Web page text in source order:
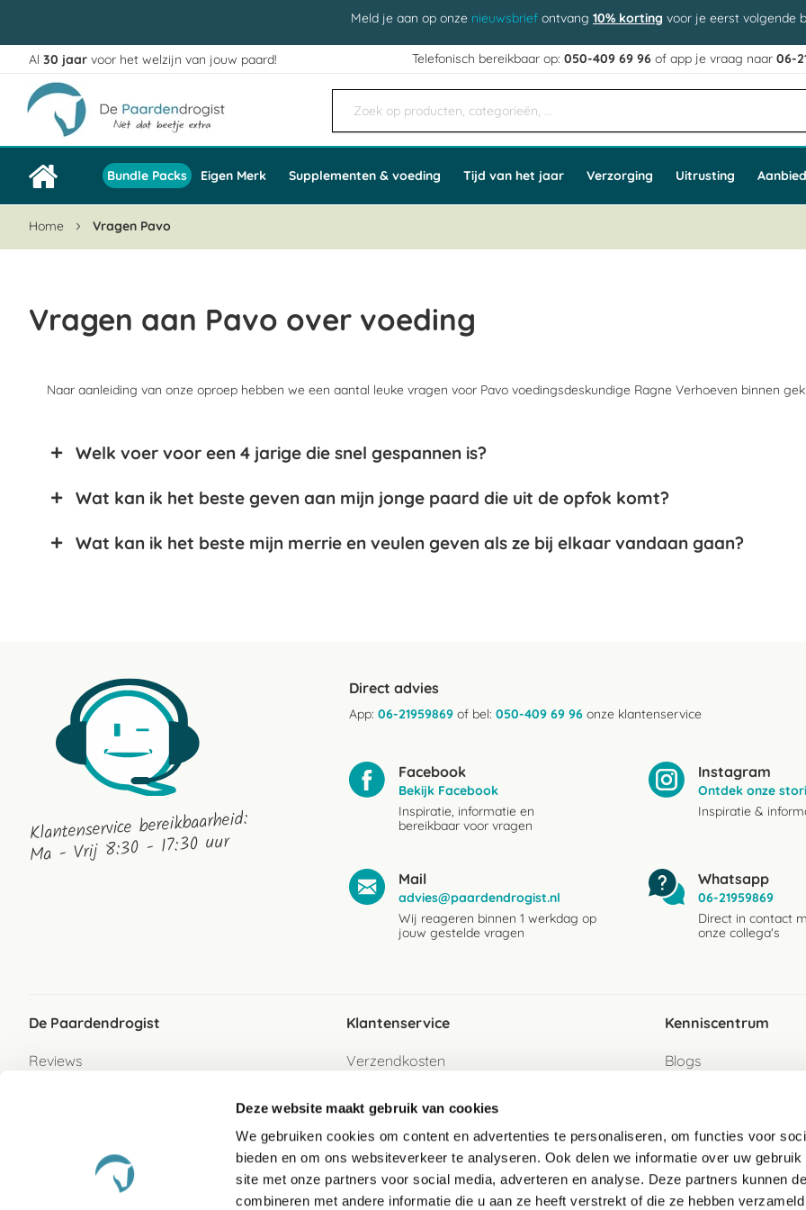
Deze website maakt gebruik van cookies
We gebruiken cookies om content en advertenties te personaliseren, om functies voor
bieden en om ons websiteverkeer te analyseren. Ook delen we informatie over uw gebruik
site met onze partners voor social media, adverteren en analyse. Deze partners kunnen
combineren met andere informatie die u aan ze heeft verstrekt of die ze hebben
Meld je aan op onze nieuwsbrief ontvang 10% korting voor je eerst volgende
Ga
naar
de
inhoud
Al 30 jaar voor het welzijn van jouw paard! Telefonisch bereikbaar op:050-409 69 96 of app je vraag naar06-
Bundle Packs Eigen Merk Supplementen & voeding Tijd van het jaar Verzorging Uitrusting
Home Vragen Pavo
Vragen aan Pavo over voeding
Naar aanleiding van onze oproep hebben we een aantal leuke vragen voor Pavo voedingsdeskundige Ragne Verhoeven binnen
Welk voer voor een 4 jarige die snel gespannen is?
Wat kan ik het beste geven aan mijn jonge paard die uit de opfok komt?
Wat kan ik het beste mijn merrie en veulen geven als ze bij elkaar vandaan gaan?
Klantenservice bereikbaarheid:
Ma - Vrij 8:30 - 17:30 uur
Direct advies
App: 06-21959869 of bel: 050-409 69 96 onze klantenservice
Facebook
Bekijk Facebook
Inspiratie, informatie en
bereikbaar voor vragen
Instagram
Ontdek onze
Inspiratie &
Mail
advies@paardendrogist.nl
Wij reageren binnen 1 werkdag op
jouw gestelde vragen
Whatsapp
06-21959869
Direct in contact
onze collega's
De Paardendrogist
Reviews
Klantenservice
Verzendkosten
Betaalwijzen
Retour
Retour sturen als gast
Garantie
Kenniscentrum
Blogs